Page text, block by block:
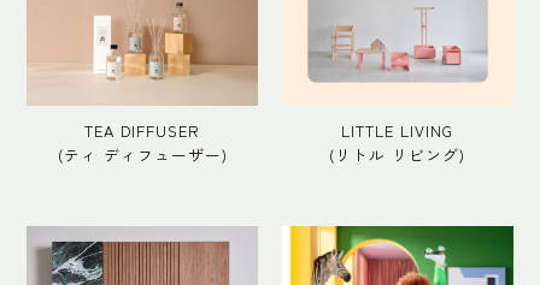
TEA DIFFUSER
(ティ ディフューザー)
LITTLE LIVING
(リトル リビング)